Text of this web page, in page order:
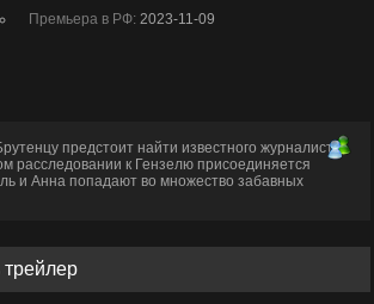
Премьера в РФ:2023-11-09
предстоит найти известного журналиста,
расследовании к Гензелю присоединяется
и Анна попадают во множество забавных